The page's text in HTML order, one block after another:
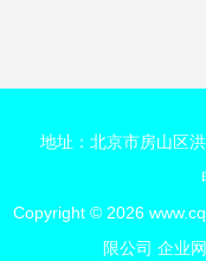
地址：北京市房山区
Copyright © 2026
限公司 企业